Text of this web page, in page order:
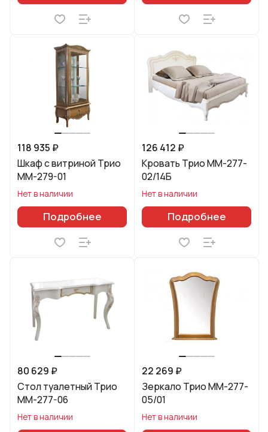
118 935 ₽
Шкаф с витриной Трио
ММ-279-01
Нет в наличии
Подробнее
126 412 ₽
Кровать Трио ММ-277-
02/14Б
Нет в наличии
Подробнее
80 629 ₽
Стол туалетный Трио
ММ-277-06
Нет в наличии
22 269 ₽
Зеркало Трио ММ-277-
05/01
Нет в наличии